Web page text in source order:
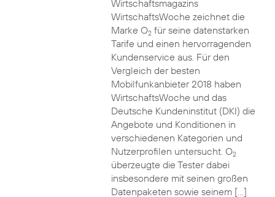
Wirtschaftsmagazins
WirtschaftsWoche zeichnet die
Marke O2für seine datenstarken
Tarife und einen hervorragenden
Kundenservice aus. Für den
Vergleich der besten
Mobilfunkanbieter 2018 haben
WirtschaftsWoche und das
Deutsche Kundeninstitut (DKI) die
Angebote und Konditionen in
verschiedenen Kategorien und
Nutzerprofilen untersucht. O2
überzeugte die Tester dabei
insbesondere mit seinen großen
Datenpaketen sowie seinem […]